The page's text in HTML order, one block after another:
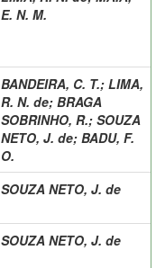
E. N. M.
BANDEIRA, C. T.; LIMA,
R. N. de; BRAGA
SOBRINHO, R.; SOUZA
NETO, J. de; BADU, F.
O.
SOUZA NETO, J. de
SOUZA NETO, J. de